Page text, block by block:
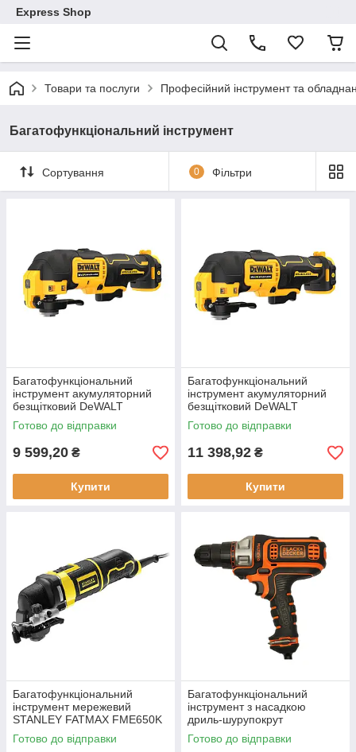
Express Shop
Товари та послуги Професійний інструмент та
Багатофункціональний інструмент
Сортування 0 Фільтри
Багатофункціональний
інструмент акумуляторний
безщітковий DeWALT
DCS353N 12V вага 0.84 кг
частота коливань 0-18000
Готово до відправки
9 599,20 ₴
Купити
Багатофункціональний
інструмент акумуляторний
безщітковий DeWALT
DCS353NT вага 0.84 кг 12V
XR Li-lon безщітковий двигун
Готово до відправки
11 398,92 ₴
Купити
Багатофункціональний
інструмент мережевий
STANLEY FATMAX FME650K
потужність 300 Вт вага 4.55 кг
довжина кабелю 4 м
Готово до відправки
Багатофункціональний
інструмент з насадкою
дриль-шурупокрут
BLACK+DECKER MT350K
потужність 300 Вт вага 1.6 кг
Готово до відправки